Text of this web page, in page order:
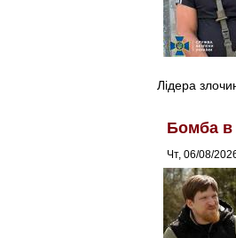
Лідера
Бомба в
Чт, 06/08/